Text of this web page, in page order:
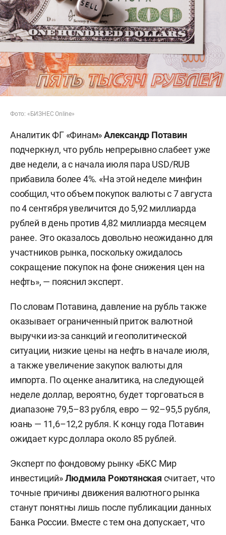
Фото: «БИЗНЕС Online»
Аналитик ФГ «Финам»Александр Потавин
подчеркнул, что рубль непрерывно слабеет уже
две недели, а с начала июля пара USD/RUB
прибавила более 4%. «На этой неделе минфин
сообщил, что объем покупок валюты с 7 августа
по 4 сентября увеличится до 5,92 миллиарда
рублей в день против 4,82 миллиарда месяцем
ранее. Это оказалось довольно неожиданно для
участников рынка, поскольку ожидалось
сокращение покупок на фоне снижения цен на
нефть», — пояснил эксперт.
По словам Потавина, давление на рубль также
оказывает ограниченный приток валютной
выручки из-за санкций и геополитической
ситуации, низкие цены на нефть в начале июля,
а также увеличение закупок валюты для
импорта. По оценке аналитика, на следующей
неделе доллар, вероятно, будет торговаться в
диапазоне 79,5–83 рубля, евро — 92–95,5 рубля,
юань — 11,6–12,2 рубля. К концу года Потавин
ожидает курс доллара около 85 рублей.
Эксперт по фондовому рынку «БКС Мир
инвестиций»Людмила Рокотянская считает, что
точные причины движения валютного рынка
станут понятны лишь после публикации данных
Банка России. Вместе с тем она допускает, что